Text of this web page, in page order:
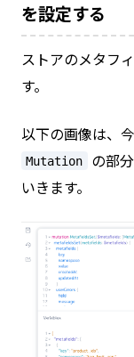
を設定する
ストアのメタフ
す。
以下の画像は、
Mutation の部
いきます。